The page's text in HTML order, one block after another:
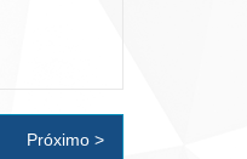
Próximo >